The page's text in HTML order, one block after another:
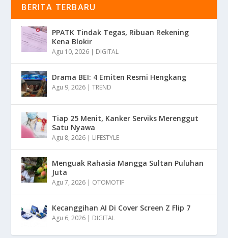
BERITA TERBARU
PPATK Tindak Tegas, Ribuan Rekening
Kena Blokir
Agu 10, 2026 | DIGITAL
Drama BEI: 4 Emiten Resmi Hengkang
Agu 9, 2026 |TREND
Tiap 25 Menit, Kanker Serviks Merenggut
Satu Nyawa
Agu 8, 2026 | LIFESTYLE
Menguak Rahasia Mangga Sultan Puluhan
Juta
Agu 7, 2026 | OTOMOTIF
Kecanggihan AI Di Cover Screen Z Flip 7
Agu 6, 2026 | DIGITAL